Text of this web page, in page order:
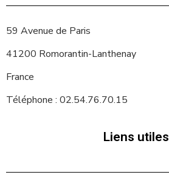
59 Avenue de Paris
41200 Romorantin-Lanthenay
France
Téléphone : 02.54.76.70.15
Liens utiles